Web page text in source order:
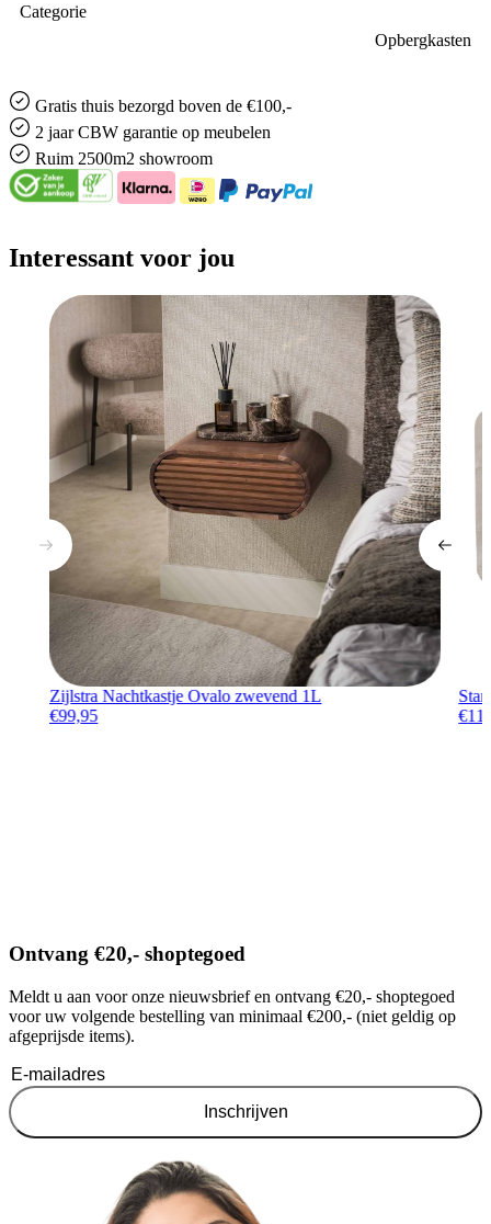
Categorie
Opbergkasten
Gratis thuis bezorgd boven de €100,-
2 jaar CBW garantie op meubelen
Ruim 2500m2 showroom
Interessant voor jou
Zijlstra Nachtkastje Ovalo zwevend 1L
€99,95
€
Ontvang €20,- shoptegoed
Meldt u aan voor onze nieuwsbrief en ontvang €20,- shoptegoed
voor uw volgende bestelling van minimaal €200,- (niet geldig op
afgeprijsde items).
Inschrijven